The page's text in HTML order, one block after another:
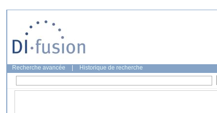
Recherche avancée Historique de recherche